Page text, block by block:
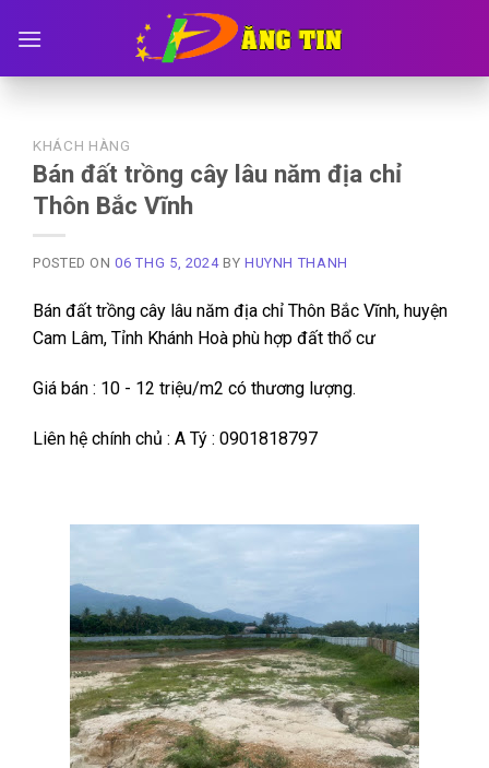
KHÁCH HÀNG
Bán đất trồng cây lâu năm địa chỉ
Thôn Bắc Vĩnh
POSTED ON06 THG 5, 2024BY HUYNH THANH
Bán đất trồng cây lâu năm địa chỉ Thôn Bắc Vĩnh, huyện
Cam Lâm, Tỉnh Khánh Hoà phù hợp đất thổ cư
Giá bán : 10 - 12 triệu/m2 có thương lượng.
Liên hệ chính chủ : A Tý : 0901818797